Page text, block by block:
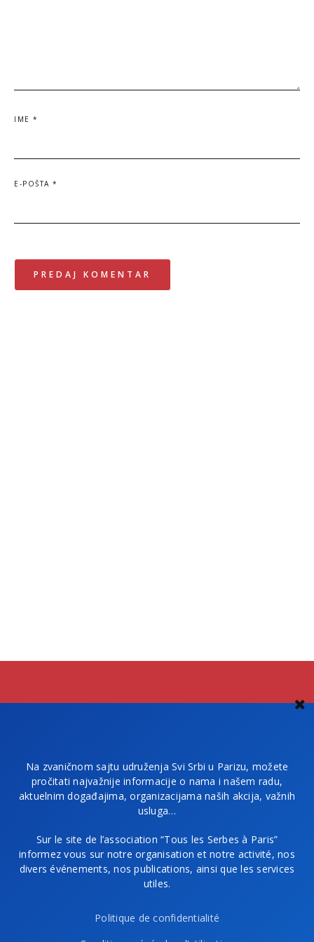
IME *
E-POŠTA *
Na zvaničnom sajtu udruženja Svi Srbi u Parizu, možete
pročitati najvažnije informacije o nama i našem radu,
aktuelnim događajima, organizacijama naših akcija, važnih
usluga…
Sur le site de l’association “Tous les Serbes à Paris”
informez vous sur notre organisation et notre activité, nos
divers événements, nos publications, ainsi que les services
utiles.
Politique de confidentialité